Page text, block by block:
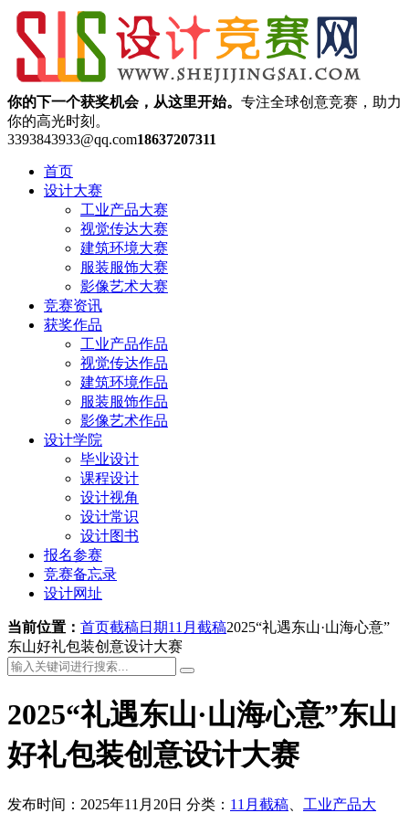
你的下一个获奖机会，从这里开始。 专注全球创意竞赛，助力
你的高光时刻。
3393843933@qq.com18637207311
首页
设计大赛
工业产品大赛
视觉传达大赛
建筑环境大赛
服装服饰大赛
影像艺术大赛
竞赛资讯
获奖作品
工业产品作品
视觉传达作品
建筑环境作品
服装服饰作品
影像艺术作品
设计学院
毕业设计
课程设计
设计视角
设计常识
设计图书
报名参赛
竞赛备忘录
设计网址
当前位置： 首页截稿日期11月截稿2025“礼遇东山·山海心意”
东山好礼包装创意设计大赛
2025“礼遇东山·山海心意”东山
好礼包装创意设计大赛
发布时间：2025年11月20日 分类： 11月截稿
工业产品大